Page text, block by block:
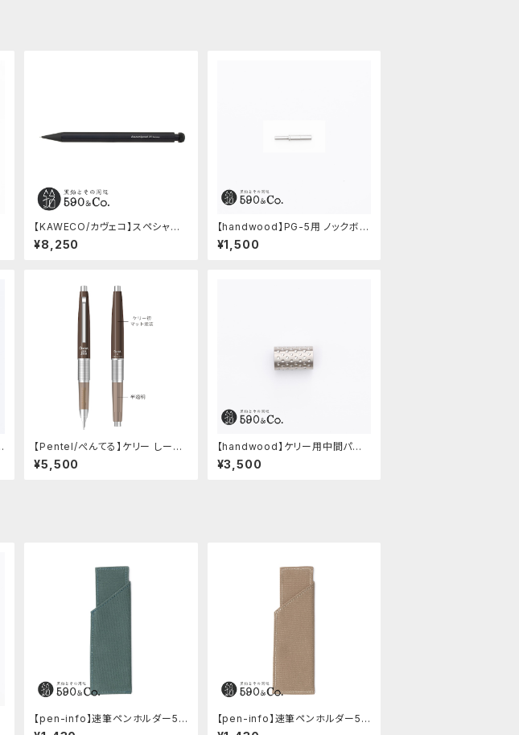
【KAWECO/カヴェコ】スペシャル
ペンシル(0.5mm)
¥8,250
【handwood】PG-5用 ノックボタ
ン (超々ジュラルミン)
¥1,500
【Pentel/ぺんてる】ケリー しーさ
ーコラボ限定カラー
¥5,500
【handwood】ケリー用中間パー
ツ/カスタムグリップ (ディンプル/ス
テンレス)
¥3,500
【pen-info】速筆ペンホルダー59
0&Co.別注色 (アクアブルー)
【pen-info】速筆ペンホルダー59
0&Co.別注色 (ベージュ)